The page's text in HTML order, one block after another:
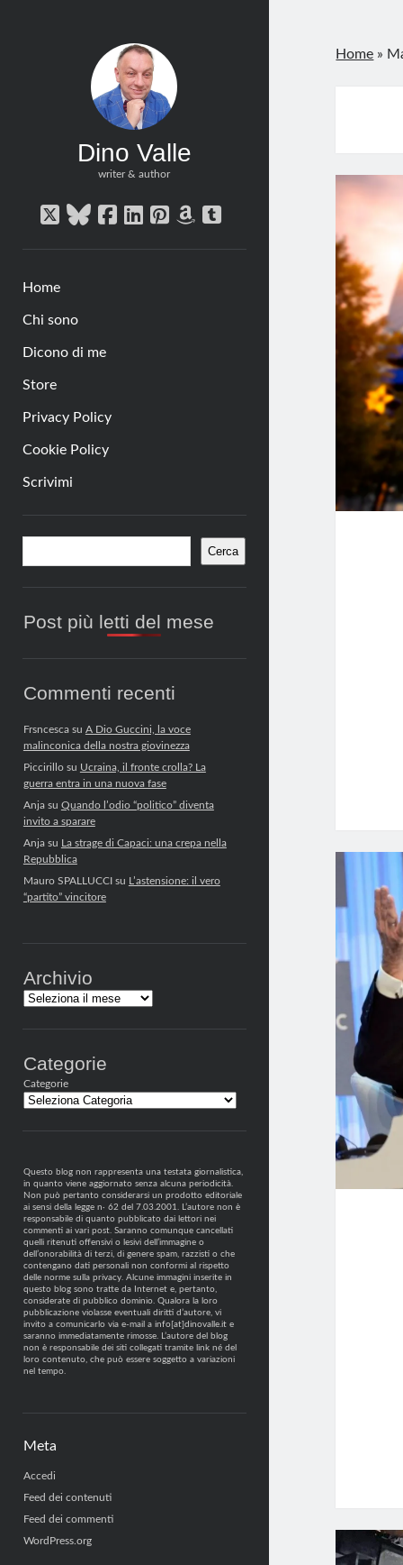
Dino Valle
writer & author
twitterbluesky
facebook
linkedin
pinterest
amazon
tumblr
Home
Chi sono
Dicono di me
Store
Privacy Policy
Cookie Policy
Scrivimi
Barra
laterale
Cerca
Post più letti del mese
Commenti recenti
Frsncescasu A Dio Guccini, la voce
malinconica della nostra giovinezza
Piccirillosu Ucraina, il fronte crolla? La
guerra entra in una nuova fase
Anjasu Quando l’odio “politico” diventa
invito a sparare
Anjasu La strage di Capaci: una crepa nella
Repubblica
Mauro SPALLUCCIsu L’astensione: il vero
“partito” vincitore
Archivio
Archivi
Categorie
Categorie
Questo blog non rappresenta una testata giornalistica,
in quanto viene aggiornato senza alcuna periodicità.
Non può pertanto considerarsi un prodotto editoriale
ai sensi della legge n· 62 del 7.03.2001. L’autore non è
responsabile di quanto pubblicato dai lettori nei
commenti ai vari post. Saranno comunque cancellati
quelli ritenuti offensivi o lesivi dell’immagine o
dell’onorabilità di terzi, di genere spam, razzisti o che
contengano dati personali non conformi al rispetto
delle norme sulla privacy. Alcune immagini inserite in
questo blog sono tratte da Internet e, pertanto,
considerate di pubblico dominio. Qualora la loro
pubblicazione violasse eventuali diritti d’autore, vi
invito a comunicarlo via e-mail a info[at]dinovalle.it e
saranno immediatamente rimosse. L’autore del blog
non è responsabile dei siti collegati tramite link né del
loro contenuto, che può essere soggetto a variazioni
nel tempo.
Meta
Accedi
Feed dei contenuti
Feed dei commenti
WordPress.org
Home »